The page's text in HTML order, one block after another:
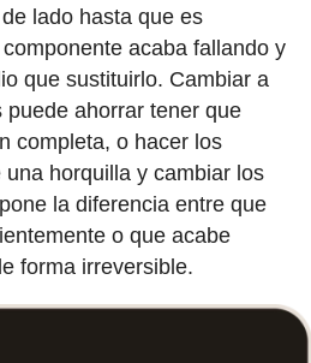
lado hasta que es
acaba fallando y
que sustituirlo. Cambiar a
ahorrar tener que
completa, o hacer los
horquilla y cambiar los
la diferencia entre que
o que acabe
forma irreversible.